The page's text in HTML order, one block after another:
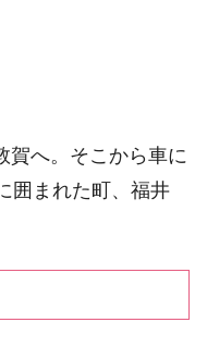
賀へ。そこから車に
囲まれた町、福井